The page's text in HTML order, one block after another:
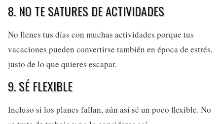
8. NO TE SATURES DE ACTIVIDADES
No llenes tus días con muchas actividades porque tus
vacaciones pueden convertirse también en época de estrés,
justo de lo que quieres escapar.
9. SÉ FLEXIBLE
Incluso si los planes fallan, aún así sé un poco flexible. No